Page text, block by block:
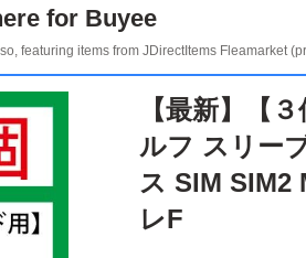
for Buyee
featuring items from JDirectItems Fleamarket
【最新】【
ルフ スリー
ス SIM SIM2
レF